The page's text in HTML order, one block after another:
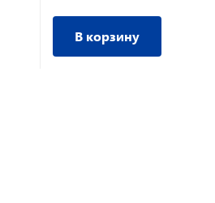
В корзину